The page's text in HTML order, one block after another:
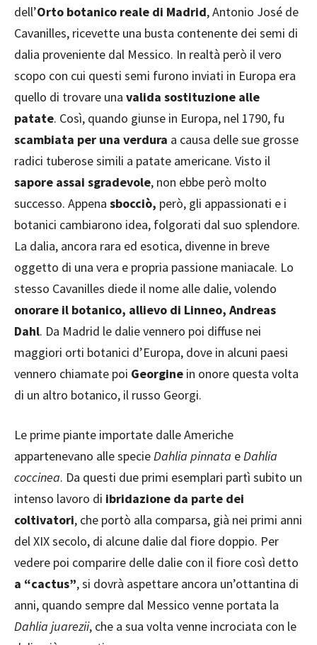
dell’Orto botanico reale di Madrid, Antonio José de
Cavanilles, ricevette una busta contenente dei semi di
dalia proveniente dal Messico. In realtà però il vero
scopo con cui questi semi furono inviati in Europa era
quello di trovare una valida sostituzione alle
patate. Così, quando giunse in Europa, nel 1790, fu
scambiata per una verdura a causa delle sue grosse
radici tuberose simili a patate americane. Visto il
sapore assai sgradevole, non ebbe però molto
successo. Appena sbocciò, però, gli appassionati e i
botanici cambiarono idea, folgorati dal suo splendore.
La dalia, ancora rara ed esotica, divenne in breve
oggetto di una vera e propria passione maniacale. Lo
stesso Cavanilles diede il nome alle dalie, volendo
onorare il botanico, allievo di Linneo, Andreas
Dahl. Da Madrid le dalie vennero poi diffuse nei
maggiori orti botanici d’Europa, dove in alcuni paesi
vennero chiamate poi Georgine in onore questa volta
di un altro botanico, il russo Georgi.
Le prime piante importate dalle Americhe
appartenevano alle specieDahlia pinnata eDahlia
coccinea. Da questi due primi esemplari partì subito un
intenso lavoro di ibridazione da parte dei
coltivatori, che portò alla comparsa, già nei primi anni
del XIX secolo, di alcune dalie dal fiore doppio. Per
vedere poi comparire delle dalie con il fiore così detto
a “cactus”, si dovrà aspettare ancora un’ottantina di
anni, quando sempre dal Messico venne portata la
Dahlia juarezii, che a sua volta venne incrociata con le